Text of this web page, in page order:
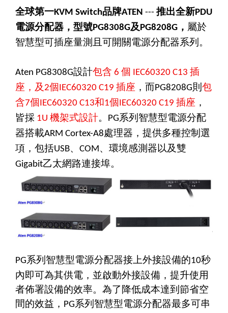
全球第一KVM Switch品牌ATEN --- 推出全新PDU
電源分配器，型號PG8308G及PG8208G ， 屬於
智慧型可插座量測且可開關電源分配器系列。
Aten PG8308G設計包含 6 個 IEC60320 C13 插
座，及2個IEC60320 C19 插座 ，而PG8208G則 包
含7個IEC60320 C13和1個IEC60320 C19 插座 ，
皆採 1U 機架式設計。 PG系列智慧型電源分配
器搭載ARM Cortex-A8處理器，提供多種控制選
項，包括USB、 COM、環境感測器以及雙
Gigabit乙太網路連接埠。
PG系列智慧型電源分配器接上外接設備的10秒
內即可為其供電，並啟動外接設備，提升使用
者佈署設備的效率。為了降低成本達到節省空
間的效益， PG系列智慧型電源分配器最多可串